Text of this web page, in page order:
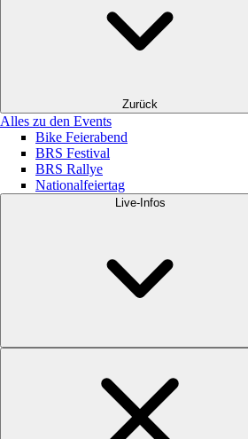
Zurück
Alles zu den Events
Bike Feierabend
BRS Festival
BRS Rallye
Nationalfeiertag
Live-Infos